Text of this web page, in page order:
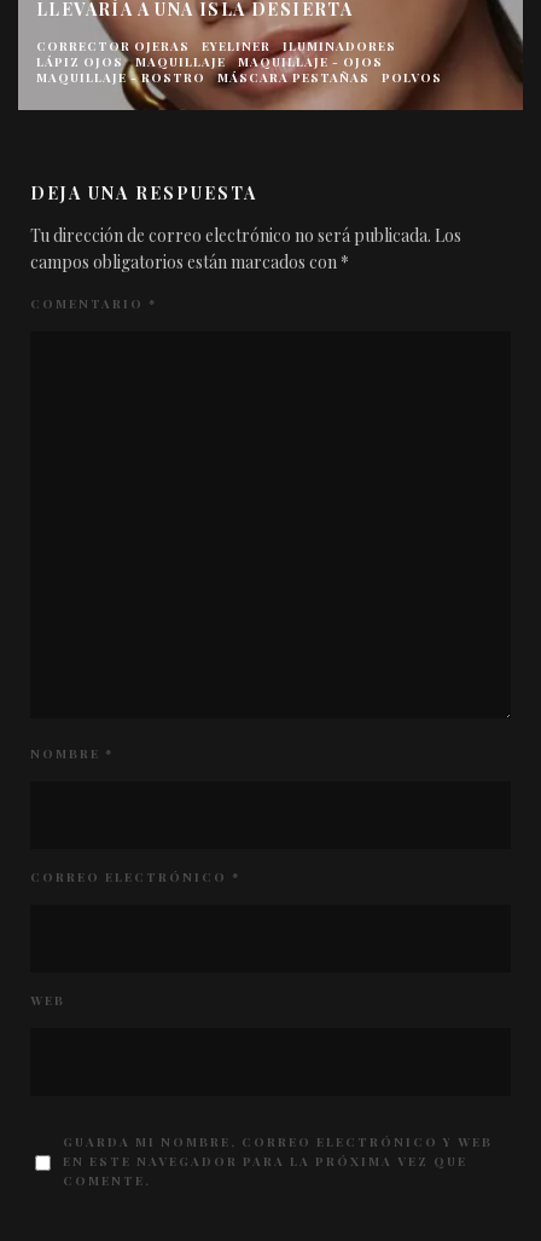
UV EXPERT SUPRA SCREEN SPF 50+ SÉRUM
INVISIBLE DE LANCÔME
CREMAS SOLARES CREMAS Y TRATAMIENTOS SOL
DEJA UNA RESPUESTA
Tu dirección de correo electrónico no será publicada. Los
campos obligatorios están marcados con *
COMENTARIO *
NOMBRE *
CORREO ELECTRÓNICO *
WEB
GUARDA MI NOMBRE, CORREO ELECTRÓNICO Y WEB
EN ESTE NAVEGADOR PARA LA PRÓXIMA VEZ QUE
COMENTE.